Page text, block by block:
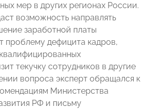
мер в других регионах России.
возможность направлять
заработной платы
проблему дефицита кадров,
текучку сотрудников в другие
вопроса эксперт обращался к
Министерства
РФ и письму